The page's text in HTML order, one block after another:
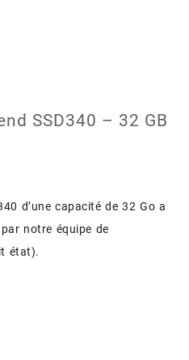
SSD340 – 32 GB
d’une capacité de 32 Go a
notre équipe de
état).